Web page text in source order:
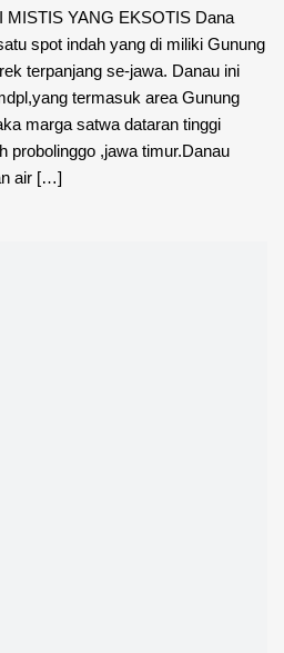
MISTIS YANG EKSOTIS Dana
spot indah yang di miliki Gunung
terpanjang se-jawa. Danau ini
termasuk area Gunung
marga satwa dataran tinggi
probolinggo ,jawa timur.Danau
air […]